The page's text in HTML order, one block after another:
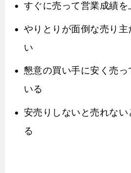
すぐに売って営業成績を
やりとりが面倒な売り主
い
懇意の買い手に安く売っ
いる
安売りしないと売れな
る